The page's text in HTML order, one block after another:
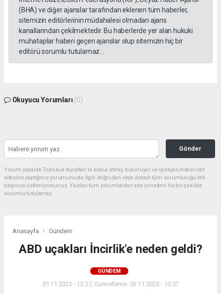
(BHA) ve diğer ajanslar tarafından eklenen tüm haberler,
sitemizin editörlerinin müdahalesi olmadan ajans
kanallarından çekilmektedir. Bu haberlerde yer alan hukuki
muhataplar haberi geçen ajanslar olup sitemizin hiç bir
editörü sorumlu tutulamaz...
Okuyucu Yorumları (0)
Gönder
Yorum yazarak Topluluk Kuralları’nı kabul etmiş bulunuyor ve ipekyoluhaber.net
sitesine yaptığınız yorumunuzla ilgili doğrudan veya dolaylı tüm sorumluluğu tek
başınıza üstleniyorsunuz. Yazılan tüm yorumlardan site yönetimi hiçbir şekilde
sorumlu tutulamaz.
Anasayfa Gündem
ABD uçakları İncirlik'e neden geldi?
GÜNDEM
01.11.2023 - 13:27, Güncelleme: 03.11.2023 - 10:57